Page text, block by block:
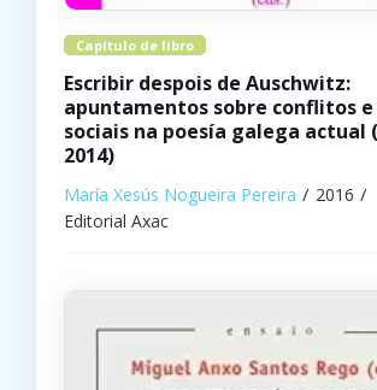
Capítulo de libro
Escribir despois de Auschwitz:
apuntamentos sobre conflitos e
sociais na poesía galega actual
2014)
María Xesús Nogueira Pereira
2016
Editorial Axac